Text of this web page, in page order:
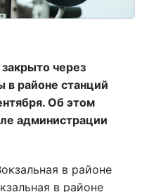
через
районе станций
Об этом
администрации
в районе
в районе